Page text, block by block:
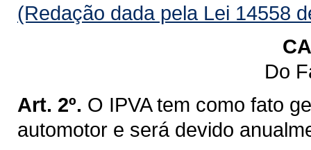
(Redação dada pela Lei 14558
Do
Art. 2º. O IPVA tem como fato
automotor e será devido